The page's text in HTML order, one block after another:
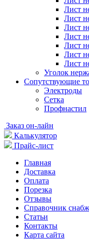
Лист
Лист
Лист
Лист
Лист
Лист
Лист
Уголок
Cопутствующие
Электроды
Сетка
Профнастил
Заказ он-лайн
Калькулятор
Прайс-лист
Главная
Доставка
Оплата
Порезка
Отзывы
Справочник
Статьи
Контакты
Карта сайта